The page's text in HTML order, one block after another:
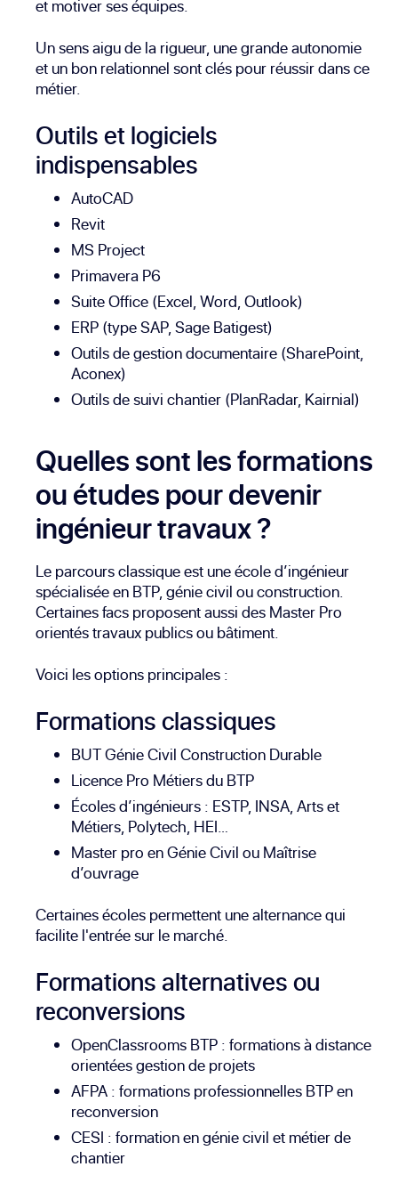
et motiver ses équipes.
Un sens aigu de la rigueur, une grande autonomie
et un bon relationnel sont clés pour réussir dans ce
métier.
Outils et logiciels
indispensables
AutoCAD
Revit
MS Project
Primavera P6
Suite Office (Excel, Word, Outlook)
ERP (type SAP, Sage Batigest)
Outils de gestion documentaire (SharePoint,
Aconex)
Outils de suivi chantier (PlanRadar, Kairnial)
Quelles sont les formations
ou études pour devenir
ingénieur travaux ?
Le parcours classique est une école d’ingénieur
spécialisée en BTP, génie civil ou construction.
Certaines facs proposent aussi des Master Pro
orientés travaux publics ou bâtiment.
Voici les options principales :
Formations classiques
BUT Génie Civil Construction Durable
Licence Pro Métiers du BTP
Écoles d’ingénieurs : ESTP, INSA, Arts et
Métiers, Polytech, HEI…
Master pro en Génie Civil ou Maîtrise
d’ouvrage
Certaines écoles permettent une alternance qui
facilite l'entrée sur le marché.
Formations alternatives ou
reconversions
OpenClassrooms BTP : formations à distance
orientées gestion de projets
AFPA : formations professionnelles BTP en
reconversion
CESI : formation en génie civil et métier de
chantier